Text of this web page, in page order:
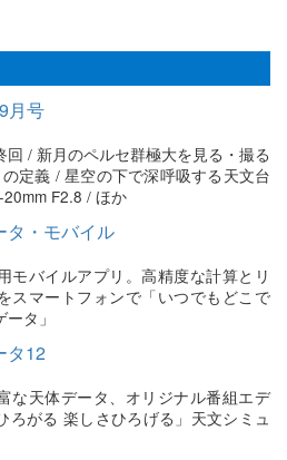
月号
回 / 新月のペルセ群極大を見る・撮る
定義 / 星空の下で深呼吸する天文台
F2.8 / ほか
タ・モバイル
モバイルアプリ。高精度な計算とリ
スマートフォンで「いつでもどこで
タ」
タ12
な天体データ、オリジナル番組エデ
ろがる 楽しさひろげる」天文シミュ